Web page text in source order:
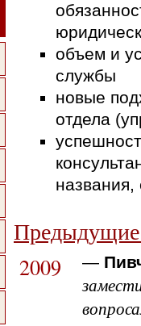
объем и
службы
новые
отдела
Предыдущие
2009 —